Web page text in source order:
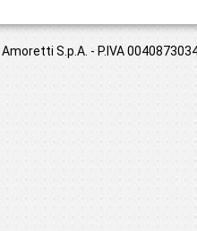
S.p.A. - P.IVA